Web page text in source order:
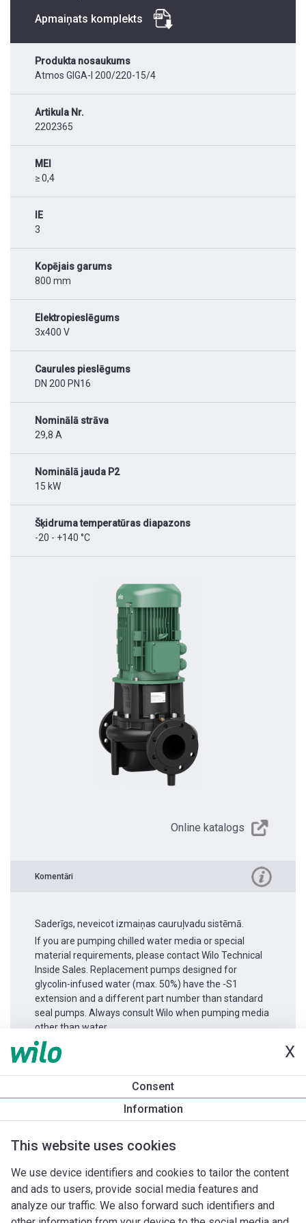
X
Consent
Information
This website uses cookies
We use device identifiers and cookies to tailor the content
and ads to users, provide social media features and
analyze our traffic. We also forward such identifiers and
Apmaiņats komplekts
Produkta nosaukums
Atmos GIGA-I 200/220-15/4
Artikula Nr.
2202365
MEI
≥ 0,4
IE
3
Kopējais garums
800 mm
Elektropieslēgums
3x400 V
Caurules pieslēgums
DN 200 PN16
Nominālā strāva
29,8 A
Nominālā jauda P2
15 kW
Šķidruma temperatūras diapazons
-20 - +140 °C
Online katalogs
Komentāri
Saderīgs, neveicot izmaiņas cauruļvadu sistēmā.
If you are pumping chilled water media or special
material requirements, please contact Wilo Technical
Inside Sales. Replacement pumps designed for
glycolin-infused water (max. 50%) have the -S1
extension and a different part number than standard
seal pumps. Always consult Wilo when pumping media
other than water.
Produkta informācija
Atmos GIGA-I 200/220-15/4